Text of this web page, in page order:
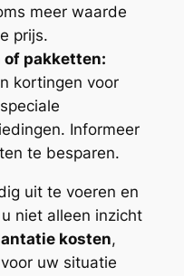
meer waarde
prijs.
of pakketten:
kortingen voor
Informeer
te besparen.
uit te voeren en
niet alleen inzicht
kosten,
uw situatie